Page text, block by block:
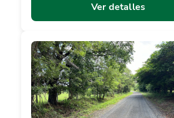
Ver detalles